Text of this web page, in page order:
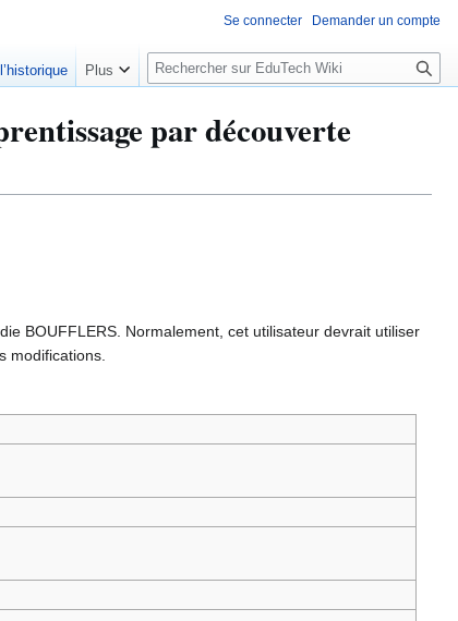
par découverte
BOUFFLERS. Normalement, cet utilisateur devrait utiliser
modifications.
Se connecter Demander un compte
Plus
R
e
h